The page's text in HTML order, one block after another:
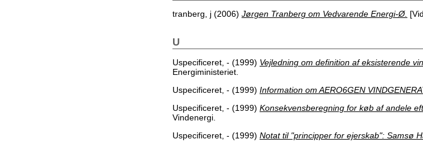
tranberg, j (2006) Jørgen Tranberg om Vedvarende Energi-Ø.
U
Uspecificeret, - (1999) Vejledning om definition af eksisterende
Energiministeriet.
Uspecificeret, - (1999) Information om AERO6GEN
Uspecificeret, - (1999) Konsekvensberegning for køb af andele
Vindenergi.
Uspecificeret, - (1999) Notat til "principper for ejerskab": Samsø